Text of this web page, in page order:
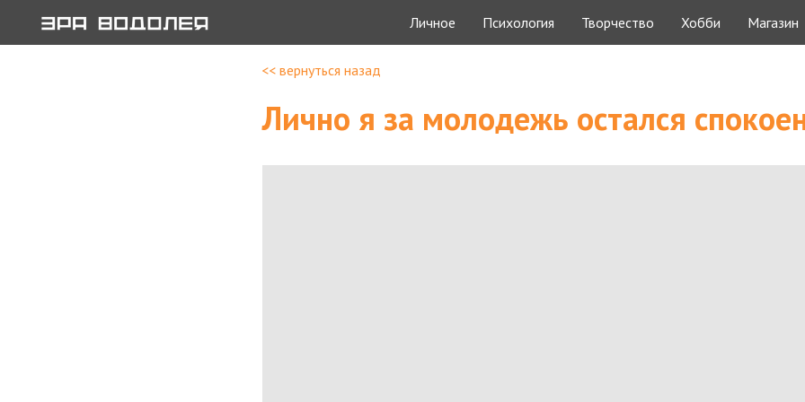
Личное Психология Творчество Хобби Магазин
<< вернуться назад
Лично я за молодежь остался